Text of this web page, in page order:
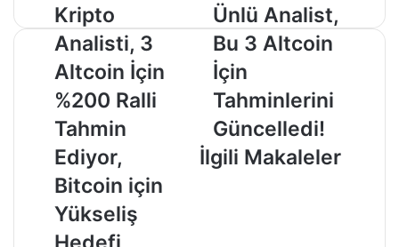
Kripto
Analisti,
3
Altcoin
İçin
%200
Ralli
Tahmin
Ediyor,
Bitcoin
için
Yükseliş
Hedefi
Kripto
Analisti, 3
Altcoin İçin
%200 Ralli
Tahmin
Ediyor,
Bitcoin için
Yükseliş
Ünlü
Analist,
Bu
3
Altcoin
İçin
Tahminlerini
Güncelledi!
Ünlü Analist,
Bu 3 Altcoin
İçin
Tahminlerini
Güncelledi!
İlgili Makaleler